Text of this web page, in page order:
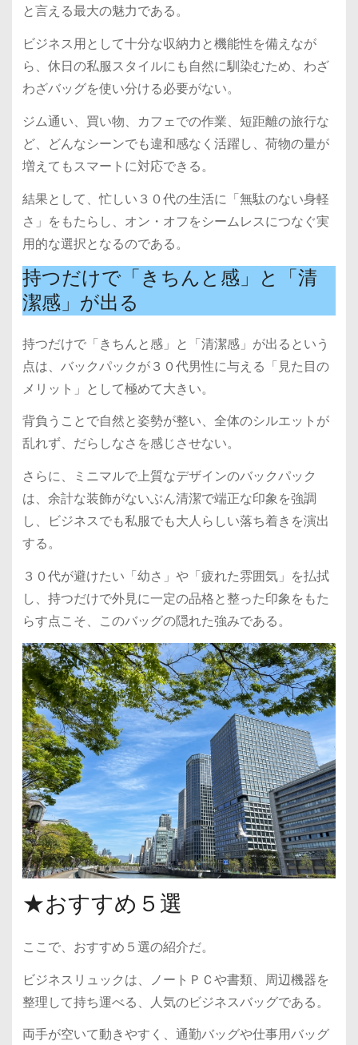
と言える最大の魅力である。
ビジネス用として十分な収納力と機能性を備えなが
ら、休日の私服スタイルにも自然に馴染むため、わざ
わざバッグを使い分ける必要がない。
ジム通い、買い物、カフェでの作業、短距離の旅行な
ど、どんなシーンでも違和感なく活躍し、荷物の量が
増えてもスマートに対応できる。
結果として、忙しい３０代の生活に「無駄のない身軽
さ」をもたらし、オン・オフをシームレスにつなぐ実
用的な選択となるのである。
持つだけで「きちんと感」と「清
潔感」が出る
持つだけで「きちんと感」と「清潔感」が出るという
点は、バックパックが３０代男性に与える「見た目の
メリット」として極めて大きい。
背負うことで自然と姿勢が整い、全体のシルエットが
乱れず、だらしなさを感じさせない。
さらに、ミニマルで上質なデザインのバックパック
は、余計な装飾がないぶん清潔で端正な印象を強調
し、ビジネスでも私服でも大人らしい落ち着きを演出
する。
３０代が避けたい「幼さ」や「疲れた雰囲気」を払拭
し、持つだけで外見に一定の品格と整った印象をもた
らす点こそ、このバッグの隠れた強みである。
★おすすめ５選
ここで、おすすめ５選の紹介だ。
ビジネスリュックは、ノートＰＣや書類、周辺機器を
整理して持ち運べる、人気のビジネスバッグである。
両手が空いて動きやすく、通勤バッグや仕事用バッグ